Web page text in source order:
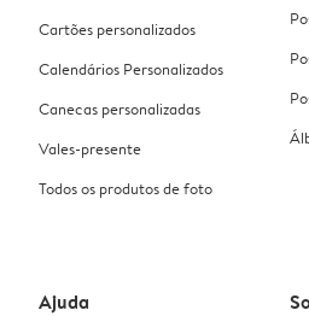
Cartões personalizados
Calendários Personalizados
Canecas personalizadas
Vales-presente
Todos os produtos de foto
Ajuda